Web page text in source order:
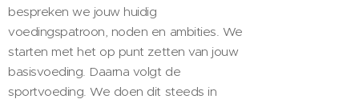
bespreken we jouw huidig
voedingspatroon, noden en ambities. We
starten met het op punt zetten van jouw
basisvoeding. Daarna volgt de
sportvoeding. We doen dit steeds in